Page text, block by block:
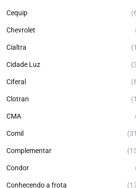
Cequip
Chevrolet
Cialtra
Cidade Luz
Ciferal
Clotran
CMA
Comil
Complementar
Condor
Conhecendo a frota